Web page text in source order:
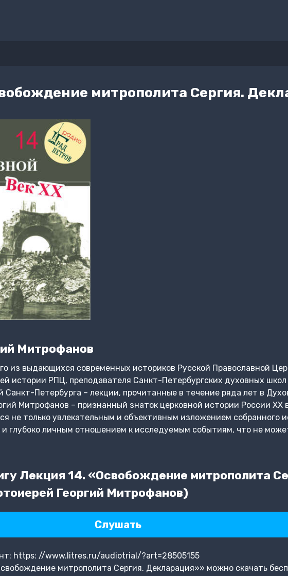
митрополита Сергия.
Митрофанов
из выдающихся современных историков Русской Православной
истории РПЦ, преподавателя Санкт-Петербургских духовных школ
Петербурга – лекции, прочитанные в течение ряда лет в
Митрофанов – признанный знаток церковной истории России ХХ
не только увлекательным и объективным изложением собранного
и глубоко личным отношением к исследуемым событиям, что не
Лекция 14. «Освобождение митрополита
Георгий Митрофанов)
Слушать
https: //www.litres.ru/audiotrial/?art=28505155
митрополита Сергия. Декларация»» можно скачать